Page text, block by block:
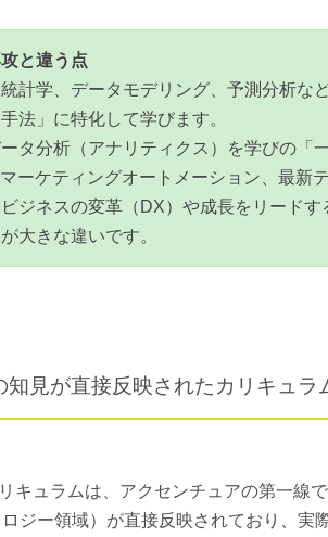
と違う点
計学、データモデリング、予測分析な
法」に特化して学びます。
タ分析（アナリティクス）を学びの「
ーケティングオートメーション、最新
ジネスの変革（DX）や成長をリードす
大きな違いです。
見が直接反映されたカリキュラ
キュラムは、アクセンチュアの第一線
ジー領域）が直接反映されており、実